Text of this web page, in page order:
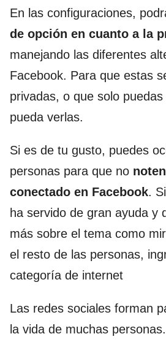
En las configuraciones,
de opción en cuanto a la
manejando las diferentes
Facebook. Para que estas
privadas, o que solo
pueda verlas.
Si es de tu gusto, puedes
personas para que no
conectado en Facebook.
ha servido de gran ayuda y
más sobre el tema como
el resto de las personas,
categoría de internet
Las redes sociales forman
la vida de muchas